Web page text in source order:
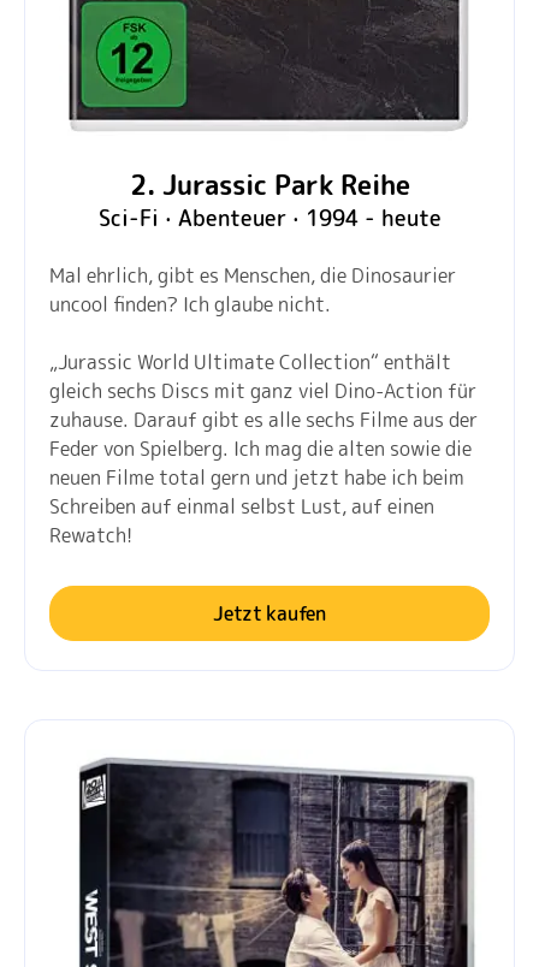
2. Jurassic Park Reihe
Sci-Fi · Abenteuer · 1994 - heute
Mal ehrlich, gibt es Menschen, die Dinosaurier
uncool finden? Ich glaube nicht.
„Jurassic World Ultimate Collection“ enthält
gleich sechs Discs mit ganz viel Dino-Action für
zuhause. Darauf gibt es alle sechs Filme aus der
Feder von Spielberg. Ich mag die alten sowie die
neuen Filme total gern und jetzt habe ich beim
Schreiben auf einmal selbst Lust, auf einen
Rewatch!
Jetzt kaufen